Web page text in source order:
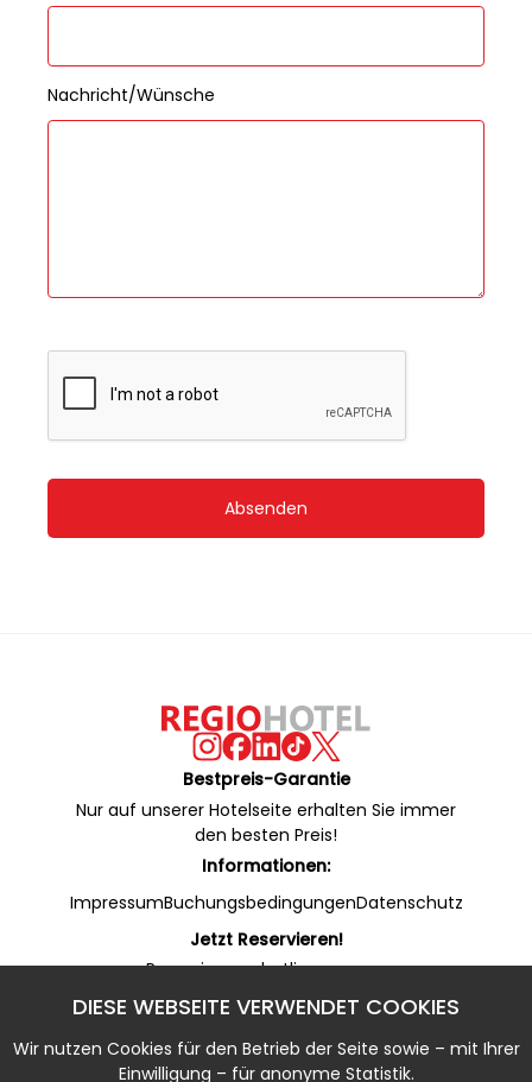
Nachricht/Wünsche
Absenden
DIESE WEBSEITE VERWENDET COOKIES
Wir nutzen Cookies für den Betrieb der Seite sowie – mit Ihrer
Einwilligung – für anonyme Statistik.
Bestpreis-Garantie
Nur auf unserer Hotelseite erhalten Sie immer
den besten Preis!
Informationen:
ImpressumBuchungsbedingungenDatenschutz
Jetzt Reservieren!
Reservierungshotline:
Online Rezeption (WhatsApp):
+49 53 22 / 950 135 (7 - 20 Uhr)
Notfallnummer: